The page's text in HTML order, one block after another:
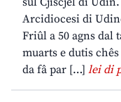
Arcidiocesi di
Friûl a 50 agns dal
muarts e dutis
da fâ par […] lei di